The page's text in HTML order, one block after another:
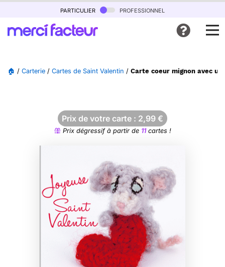
particulier professionnel
🏠 / Carterie / Cartes de Saint Valentin / Carte coeur mignon avec
Prix de votre carte : 2,99 €
Prix dégressif à partir de 11cartes !